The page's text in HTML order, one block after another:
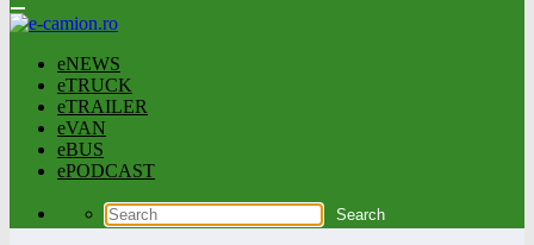
eNEWS
eTRUCK
eTRAILER
eVAN
eBUS
ePODCAST